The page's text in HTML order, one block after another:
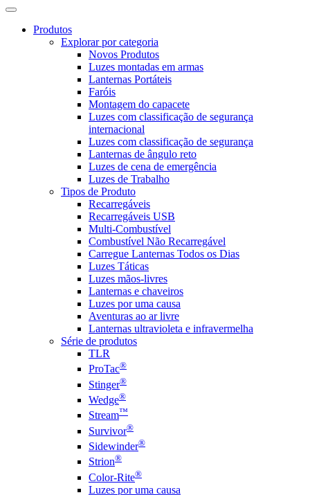
Produtos
Explorar por categoria
Novos Produtos
Luzes montadas em armas
Lanternas Portáteis
Faróis
Montagem do capacete
Luzes com classificação de segurança
internacional
Luzes com classificação de segurança
Lanternas de ângulo reto
Luzes de cena de emergência
Luzes de Trabalho
Tipos de Produto
Recarregáveis
Recarregáveis USB
Multi-Combustível
Combustível Não Recarregável
Carregue Lanternas Todos os Dias
Luzes Táticas
Luzes mãos-livres
Lanternas e chaveiros
Luzes por uma causa
Aventuras ao ar livre
Lanternas ultravioleta e infravermelha
Série de produtos
TLR
ProTac®
Stinger®
Wedge®
Stream™
Survivor®
Sidewinder®
Strion®
Color-Rite®
Luzes por uma causa